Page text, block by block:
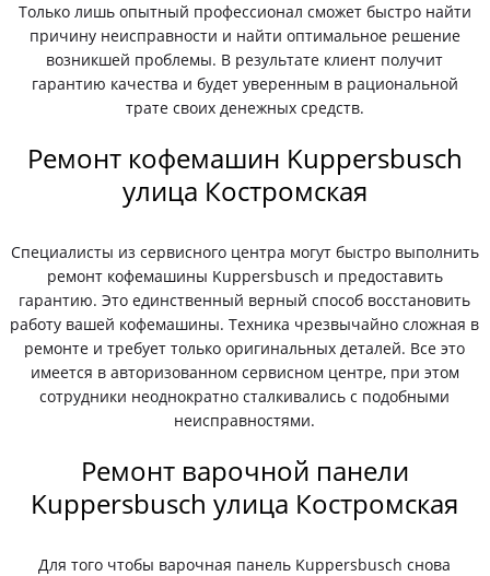
Только лишь опытный профессионал сможет быстро найти
причину неисправности и найти оптимальное решение
возникшей проблемы. В результате клиент получит
гарантию качества и будет уверенным в рациональной
трате своих денежных средств.
Ремонт кофемашин Kuppersbusch
улица Костромская
Специалисты из сервисного центра могут быстро выполнить
ремонт кофемашины Kuppersbusch и предоставить
гарантию. Это единственный верный способ восстановить
работу вашей кофемашины. Техника чрезвычайно сложная в
ремонте и требует только оригинальных деталей. Все это
имеется в авторизованном сервисном центре, при этом
сотрудники неоднократно сталкивались с подобными
неисправностями.
Ремонт варочной панели
Kuppersbusch улица Костромская
Для того чтобы варочная панель Kuppersbusch снова